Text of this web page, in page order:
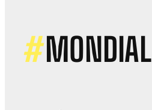
#MONDIAL